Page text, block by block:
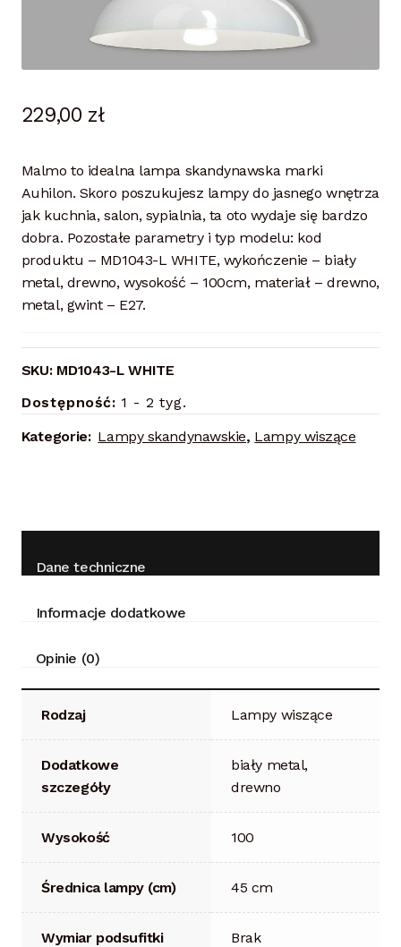
229,00 zł
Malmo to idealna lampa skandynawska marki
Auhilon. Skoro poszukujesz lampy do jasnego wnętrza
jak kuchnia, salon, sypialnia, ta oto wydaje się bardzo
dobra. Pozostałe parametry i typ modelu: kod
produktu – MD1043-L WHITE, wykończenie – biały
metal, drewno, wysokość – 100cm, materiał – drewno,
metal, gwint – E27.
SKU: MD1043-L WHITE
Dostępność: 1 - 2 tyg.
Kategorie: Lampy skandynawskie, Lampy wiszące
Dane techniczne
Informacje dodatkowe
Opinie (0)
Rodzaj Lampy wiszące
Dodatkowe
szczegóły
biały metal,
drewno
Wysokość 100
Średnica lampy (cm) 45 cm
Wymiar podsufitki
Brak